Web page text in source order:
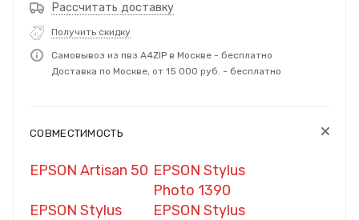
Рассчитать доставку
Получить скидку
Самовывоз из пвз A4ZIP в Москве - бесплатно
Доставка по Москве, от 15 000 руб. - бесплатно
СОВМЕСТИМОСТЬ
EPSON Artisan 50 EPSON Stylus
Photo 1390
EPSON Stylus
EPSON Stylus